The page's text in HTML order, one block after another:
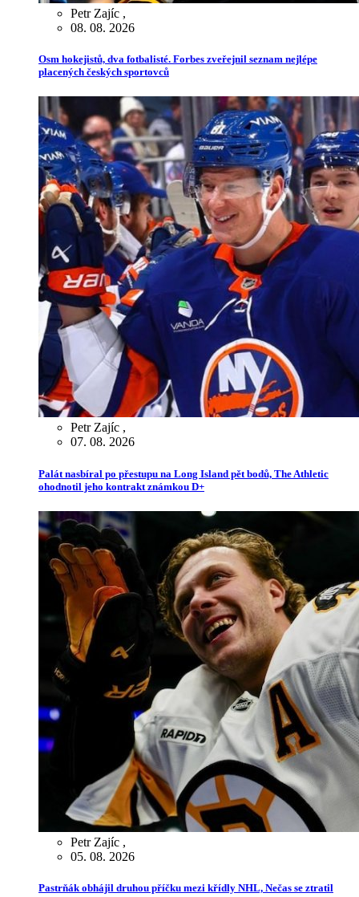
Petr Zajíc ,
08. 08. 2026
Osm hokejistů, dva fotbalisté. Forbes zveřejnil seznam nejlépe
placených českých sportovců
Petr Zajíc ,
07. 08. 2026
Palát nasbíral po přestupu na Long Island pět bodů, The Athletic
ohodnotil jeho kontrakt známkou D+
Petr Zajíc ,
05. 08. 2026
Pastrňák obhájil druhou příčku mezi křídly NHL, Nečas se ztratil